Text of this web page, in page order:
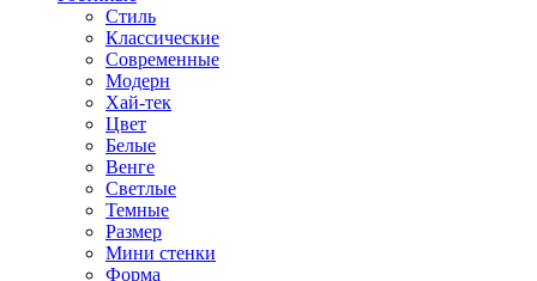
Стиль
Классические
Современные
Модерн
Хай-тек
Цвет
Белые
Венге
Светлые
Темные
Размер
Мини стенки
Форма